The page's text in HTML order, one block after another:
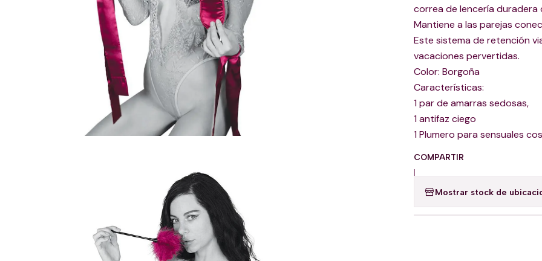
correa de lencería
Mantiene a las parejas
Este sistema de retención
vacaciones pervertidas.
Color: Borgoña
Características:
1 par de amarras sedosas,
1 antifaz ciego
1 Plumero para sensuales
COMPARTIR
|
Mostrar stock de